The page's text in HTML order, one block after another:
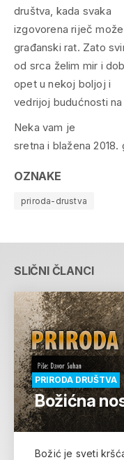
društva, kada svaka
izgovorena riječ
građanski rat. Zato
od srca želim mir i
opet u nekoj boljoj i
vedrijoj budućnosti
Neka vam je
sretna i blažena 2018.
OZNAKE
priroda-drustva
SLIČNI ČLANCI
PRIRODA DRUŠTVA
Božićna
Božić je sveti